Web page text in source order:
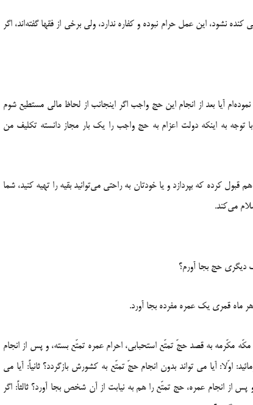
نشود، این عمل حرام نبوده و کفاره ندارد، ولی برخی از فقها گفته‌اند، اگر
آیا بعد از انجام این حج واجب اگر اینجانب از لحاظ مالى مستطیع شوم
به اینكه دولت اعزام به حج واجب را یك بار مجاز دانسته تكلیف من
كرده كه بپردازد و یا خودتان به راحتى مى‌توانید بقیه را تهیه كنید، شما
مى‌كند.
دیگرى حج بجا آورم؟
ماه قمرى یک عمره مفرده بجا آورد.
مکّرمه به قصد حجّ تمتّع استحبابى، احرام عمره تمتّع بسته، و پس از انجام
اوّلا: آیا مى تواند بدون انجام حجّ تمتّع به کشورش بازگردد؟ ثانیاً: آیا مى
پس از انجام عمره، حج تمتّع را هم به نیابت از آن شخص بجا آورد؟ ثالثاً: اگر